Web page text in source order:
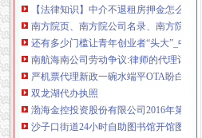
还有多少门槛让青年创业者“头大”_中
南航海南公司劳动争议:律师的代理词_
严机票代理新政一碗水端平OTA盼白名单
双龙湖代办执照
渤海金控投资股份有限公司2016年第五
沙子口街道24小时自助图书馆开馆图书近
[中报]重庆银行：二零一七年年度中期报
重庆市江津区公共资源交易中心